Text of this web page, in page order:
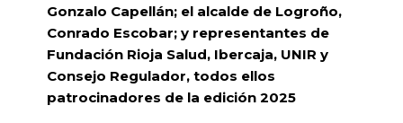
Gonzalo Capellán; el alcalde de Logroño,
Conrado Escobar; y representantes de
Fundación Rioja Salud, Ibercaja, UNIR y
Consejo Regulador, todos ellos
patrocinadores de la edición 2025